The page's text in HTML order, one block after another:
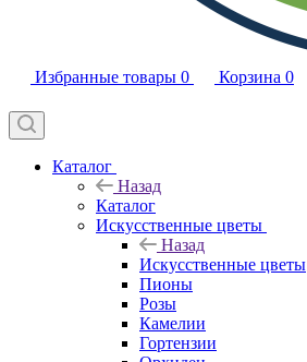
Избранные товары 0 Корзина 0
Каталог
Назад
Каталог
Искусственные цветы
Назад
Искусственные цветы
Пионы
Розы
Камелии
Гортензии